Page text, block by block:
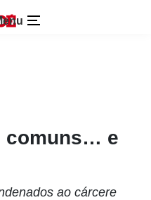
comuns… e
ao cárcere